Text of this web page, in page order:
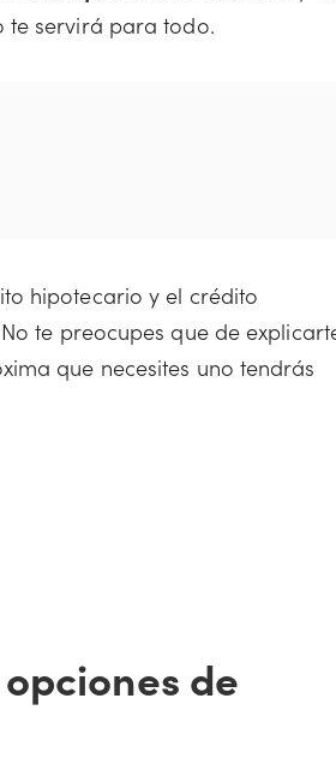
te servirá para todo.
hipotecario y el crédito
te preocupes que de
que necesites uno tendrás
de